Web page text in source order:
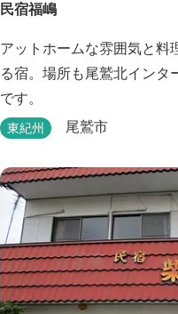
民宿福嶋
アットホームな雰囲気と料
る宿。場所も尾鷲北インタ
です。
東紀州 尾鷲市